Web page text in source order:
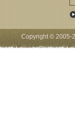
Copyright © 2005-